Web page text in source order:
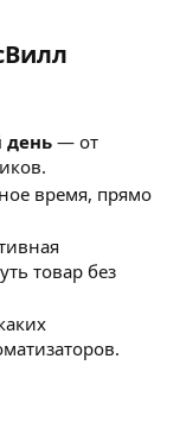
день — от
время, прямо
товар без